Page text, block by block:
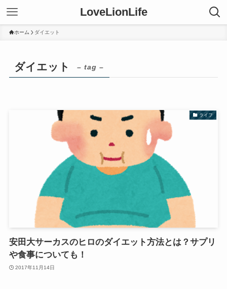
LoveLionLife
ホーム ダイエット
ダイエット – tag –
ライフ
安田大サーカスのヒロのダイエット方法とは？サプリ
や食事についても！
2017年11月14日